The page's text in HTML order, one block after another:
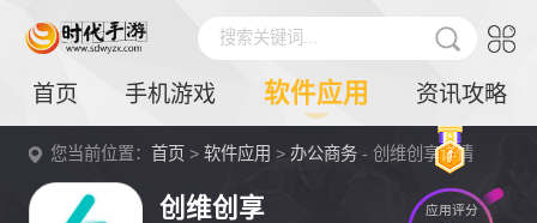
搜索关键词...
首页 手机游戏 软件应用 资讯攻略
您当前位置：首页 >软件应用 >办公商务 - 创维创享详情
创维创享 应用评分